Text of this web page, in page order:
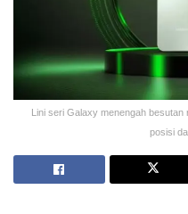
Lini seri Galaxy menengah
posisi